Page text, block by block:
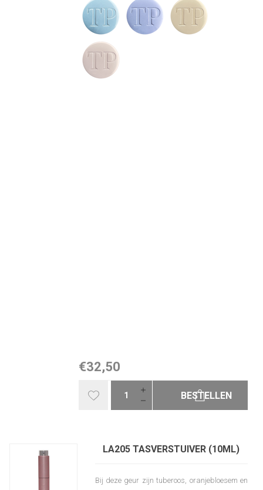
€32,50
BESTELLEN
LA205 TASVERSTUIVER (10ML)
Bij deze geur zijn tuberoos, oranjebloesem en